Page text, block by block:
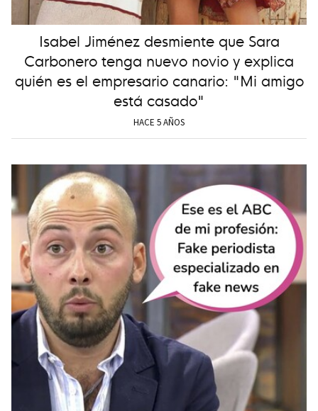
Isabel Jiménez desmiente que Sara
Carbonero tenga nuevo novio y explica
quién es el empresario canario: "Mi amigo
está casado"
HACE 5 AÑOS